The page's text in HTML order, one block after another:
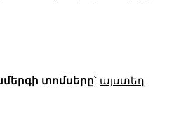
տոմսերը՝ այստեղ